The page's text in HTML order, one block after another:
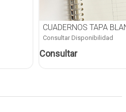
CUADERNOS TAPA
Consultar Disponibilidad
Consultar